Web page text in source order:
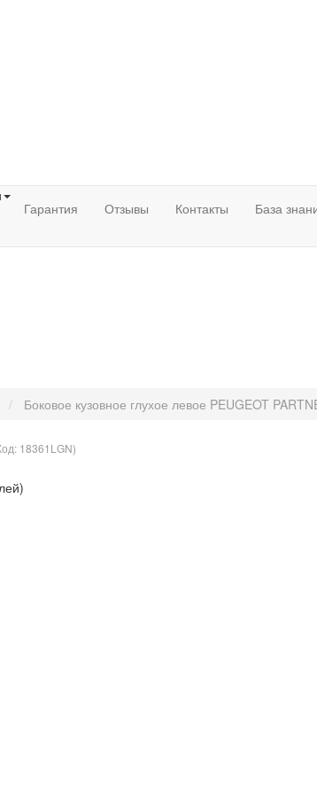
Гарантия Отзывы Контакты База
Боковое кузовное глухое левое PEUGEOT
18361LGN)